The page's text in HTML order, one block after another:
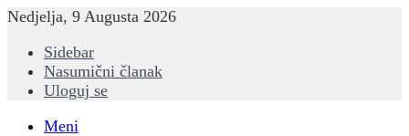
Nedjelja, 9 Augusta 2026
Sidebar
Nasumični članak
Uloguj se
Meni